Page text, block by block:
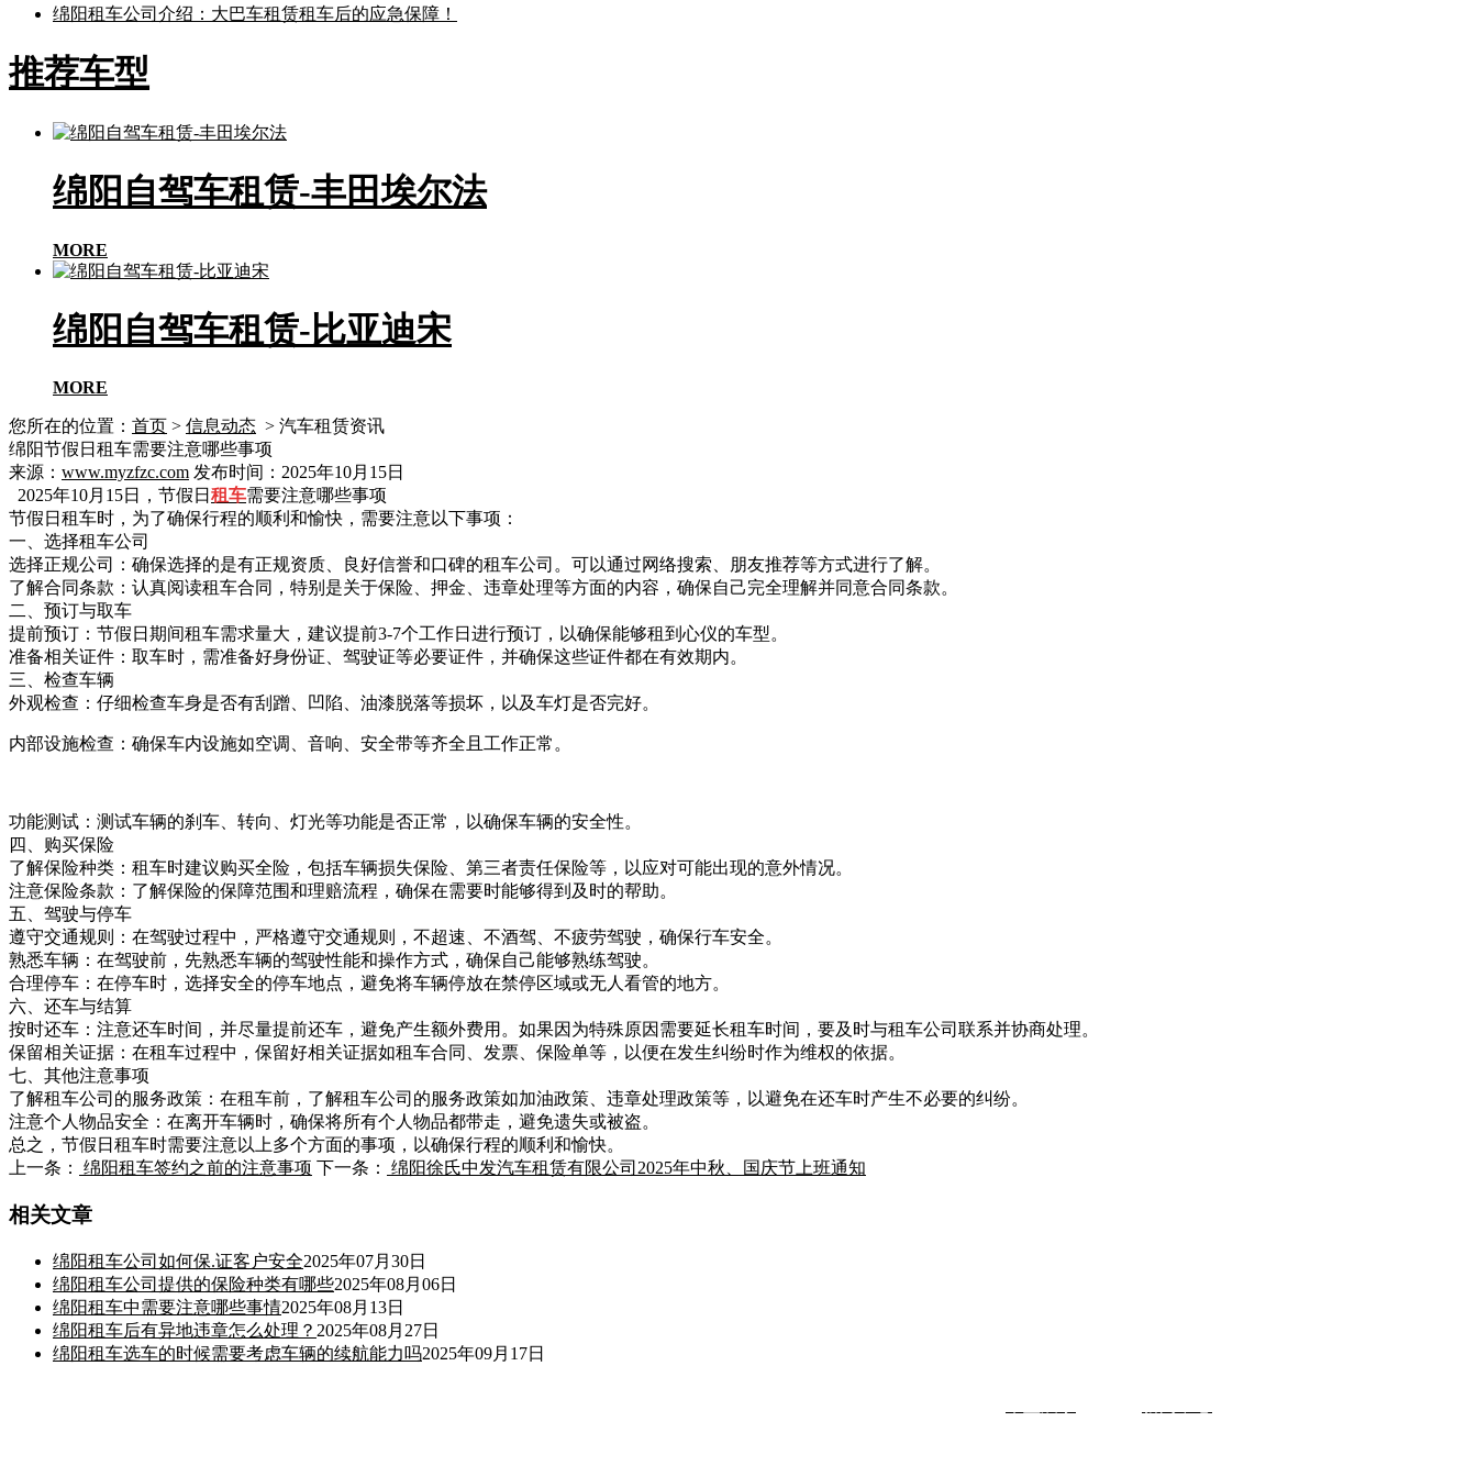
绵阳租车公司介绍：大巴车租赁租车后的应急保障！
推荐车型
绵阳自驾车租赁-丰田埃尔法
MORE
绵阳自驾车租赁-比亚迪宋
MORE
您所在的位置： 首页 > 信息动态 > 汽车租赁资讯
绵阳节假日租车需要注意哪些事项
来源： www.myzfzc.com 发布时间：2025年10月15日
2025年10月15日，节假日 租车需要注意哪些事项
节假日租车时，为了确保行程的顺利和愉快，需要注意以下事项：
一、选择租车公司
选择正规公司：确保选择的是有正规资质、良好信誉和口碑的租车公司。可以通过网络搜索、朋友推荐等方式进行了解。
了解合同条款：认真阅读租车合同，特别是关于保险、押金、违章处理等方面的内容，确保自己完全理解并同意合同条款。
二、预订与取车
提前预订：节假日期间租车需求量大，建议提前3-7个工作日进行预订，以确保能够租到心仪的车型。
准备相关证件：取车时，需准备好身份证、驾驶证等必要证件，并确保这些证件都在有效期内。
三、检查车辆
外观检查：仔细检查车身是否有刮蹭、凹陷、油漆脱落等损坏，以及车灯是否完好。
内部设施检查：确保车内设施如空调、音响、安全带等齐全且工作正常。
功能测试：测试车辆的刹车、转向、灯光等功能是否正常，以确保车辆的安全性。
四、购买保险
了解保险种类：租车时建议购买全险，包括车辆损失保险、第三者责任保险等，以应对可能出现的意外情况。
注意保险条款：了解保险的保障范围和理赔流程，确保在需要时能够得到及时的帮助。
五、驾驶与停车
遵守交通规则：在驾驶过程中，严格遵守交通规则，不超速、不酒驾、不疲劳驾驶，确保行车安全。
熟悉车辆：在驾驶前，先熟悉车辆的驾驶性能和操作方式，确保自己能够熟练驾驶。
合理停车：在停车时，选择安全的停车地点，避免将车辆停放在禁停区域或无人看管的地方。
六、还车与结算
按时还车：注意还车时间，并尽量提前还车，避免产生额外费用。如果因为特殊原因需要延长租车时间，要及时与租车公司联系并协商处理。
保留相关证据：在租车过程中，保留好相关证据如租车合同、发票、保险单等，以便在发生纠纷时作为维权的依据。
七、其他注意事项
了解租车公司的服务政策：在租车前，了解租车公司的服务政策如加油政策、违章处理政策等，以避免在还车时产生不必要的纠纷。
注意个人物品安全：在离开车辆时，确保将所有个人物品都带走，避免遗失或被盗。
总之，节假日租车时需要注意以上多个方面的事项，以确保行程的顺利和愉快。
上一条：
绵阳租车签约之前的注意事项 下一条： 绵阳徐氏中发汽车租赁有限公司2025年中秋、国庆节上班通知
相关文章
绵阳租车公司如何保.证客户安全2025年07月30日
绵阳租车公司提供的保险种类有哪些2025年08月06日
绵阳租车中需要注意哪些事情2025年08月13日
绵阳租车后有异地违章怎么处理？ 2025年08月27日
绵阳租车选车的时候需要考虑车辆的续航能力吗2025年09月17日